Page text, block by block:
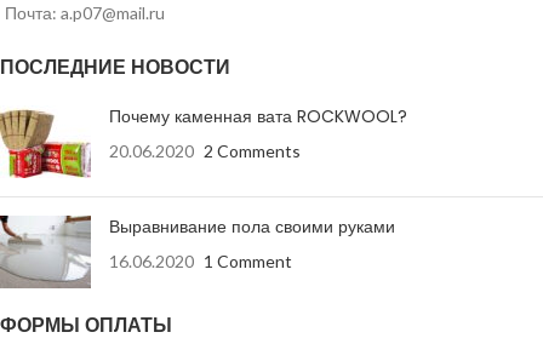
Почта: a.p07@mail.ru
ПОСЛЕДНИЕ НОВОСТИ
Почему каменная вата ROCKWOOL?
20.06.2020 2 Comments
Выравнивание пола своими руками
16.06.2020 1 Comment
ФОРМЫ ОПЛАТЫ